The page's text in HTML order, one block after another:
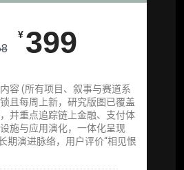
¥ 399
容 (所有项目、叙事与赛道系
且每周上新，研究版图已覆盖
并重点追踪链上金融、支付体
施与应用演化，一体化呈现
期演进脉络，用户评价“相见恨
，提前了解核心观察变量与后
（ 6 次，官方发布研报预告后
通（1 小时，话题需审核）
服务（3 次提问，话题需审
精华汇总栏目（精选高价值沉